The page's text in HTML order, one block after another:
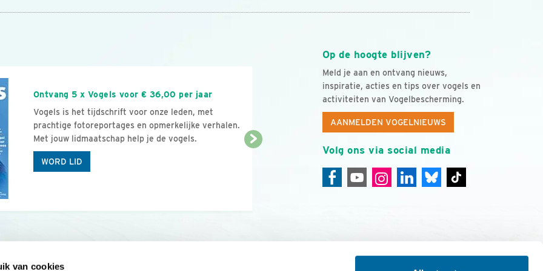
van cookies
Op de hoogte blijven?
Meld je aan en ontvang nieuws,
inspiratie, acties en tips over vogels en
activiteiten van Vogelbescherming.
AANMELDEN VOGELNIEUWS
Volg ons via social media
Ontvang 5 x Vogels voor € 36,00 per jaar
Vogels is het tijdschrift voor onze leden, met
prachtige fotoreportages en opmerkelijke verhalen.
Met jouw lidmaatschap help je de vogels.
WORD LID